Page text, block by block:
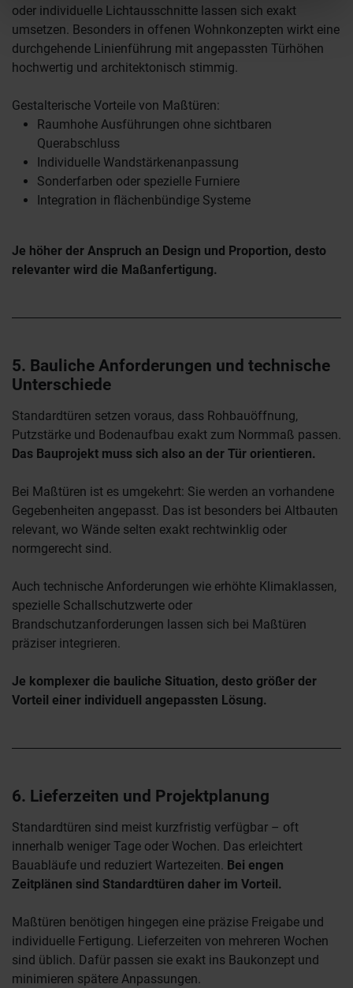
oder individuelle Lichtausschnitte lassen sich exakt
umsetzen. Besonders in offenen Wohnkonzepten wirkt eine
durchgehende Linienführung mit angepassten Türhöhen
hochwertig und architektonisch stimmig.
Gestalterische Vorteile von Maßtüren:
Raumhohe Ausführungen ohne sichtbaren
Querabschluss
Individuelle Wandstärkenanpassung
Sonderfarben oder spezielle Furniere
Integration in flächenbündige Systeme
Je höher der Anspruch an Design und Proportion, desto
relevanter wird die Maßanfertigung.
5. Bauliche Anforderungen und technische
Unterschiede
Standardtüren setzen voraus, dass Rohbauöffnung,
Putzstärke und Bodenaufbau exakt zum Normmaß passen.
Das Bauprojekt muss sich also an der Tür orientieren.
Bei Maßtüren ist es umgekehrt: Sie werden an vorhandene
Gegebenheiten angepasst. Das ist besonders bei Altbauten
relevant, wo Wände selten exakt rechtwinklig oder
normgerecht sind.
Auch technische Anforderungen wie erhöhte Klimaklassen,
spezielle Schallschutzwerte oder
Brandschutzanforderungen lassen sich bei Maßtüren
präziser integrieren.
Je komplexer die bauliche Situation, desto größer der
Vorteil einer individuell angepassten Lösung.
6. Lieferzeiten und Projektplanung
Standardtüren sind meist kurzfristig verfügbar – oft
innerhalb weniger Tage oder Wochen. Das erleichtert
Bauabläufe und reduziert Wartezeiten. Bei engen
Zeitplänen sind Standardtüren daher im Vorteil.
Maßtüren benötigen hingegen eine präzise Freigabe und
individuelle Fertigung. Lieferzeiten von mehreren Wochen
sind üblich. Dafür passen sie exakt ins Baukonzept und
minimieren spätere Anpassungen.